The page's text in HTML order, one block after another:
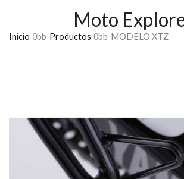
contenido
Moto
Inicio Productos MODELO XTZ